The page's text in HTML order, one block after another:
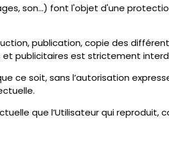
son…) font l'objet d'une
publication, copie des
publicitaires est strictement
ce soit, sans l’autorisation
que l’Utilisateur qui